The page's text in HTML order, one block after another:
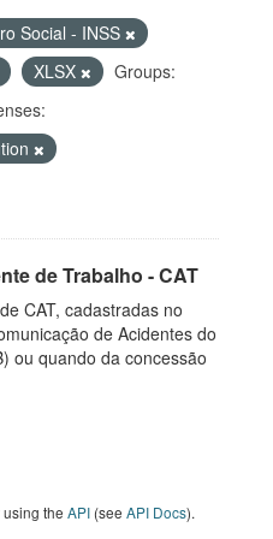
Social - INSS
XLSX
Groups:
de Trabalho - CAT
CAT, cadastradas no
de Acidentes do
ou quando da concessão
the API (see API Docs).